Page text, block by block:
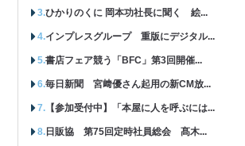
ひかりのくに 岡本功社長に聞く 絵...
インプレスグループ 重版にデジタル...
書店フェア競う「BFC」第3回開催...
毎日新聞 宮﨑優さん起用の新CM放...
【参加受付中】「本屋に人を呼ぶには...
日販協 第75回定時社員総会 髙木...